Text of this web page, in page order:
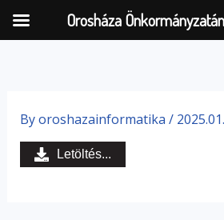
content
Byoroshazainformatika /
Letöltés...
Orosháza